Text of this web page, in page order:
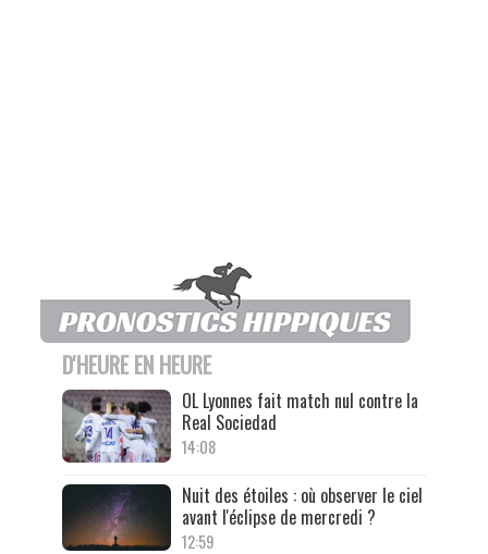
D'HEURE EN HEURE
OL Lyonnes fait match nul contre la
Real Sociedad
14:08
Nuit des étoiles : où observer le ciel
avant l'éclipse de mercredi ?
12:59